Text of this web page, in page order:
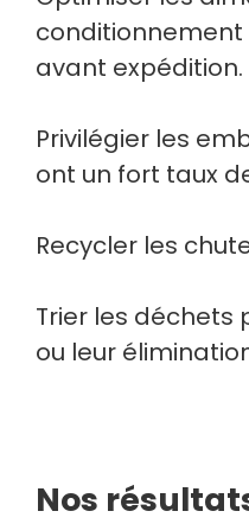
avant expédition.
Privilégier les
ont un fort taux
Recycler les
Trier les déchets
ou leur
Nos